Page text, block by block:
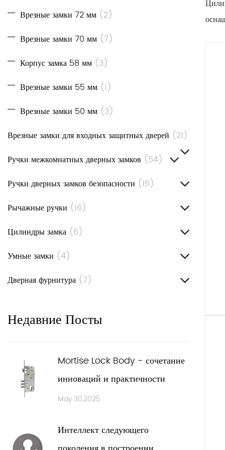
Врезные замки 72 мм (2)
Врезные замки 70 мм (7)
Корпус замка 58 мм (3)
Врезные замки 55 мм (1)
Врезные замки 50 мм (3)
Врезные замки для входных защитных дверей (21)
Ручки межкомнатных дверных замков (54)
Ручки дверных замков безопасности (15)
Рычажные ручки (16)
Цилиндры замка (6)
Умные замки (4)
Дверная фурнитура (7)
Недавние Посты
Mortise Lock Body - сочетание
инноваций и практичности
May 30,2025
Интеллект следующего
от
Мы